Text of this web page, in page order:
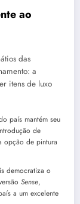
ao
das
a
itens de luxo
país mantém seu
de
opção de pintura
democratiza o
Sense,
a um excelente